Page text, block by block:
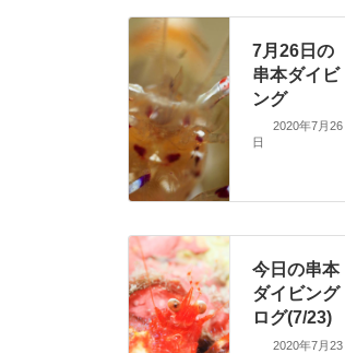
7月26日の
串本ダイビ
ング
2020年7月26
日
今日の串本
ダイビング
ログ(7/23)
2020年7月23